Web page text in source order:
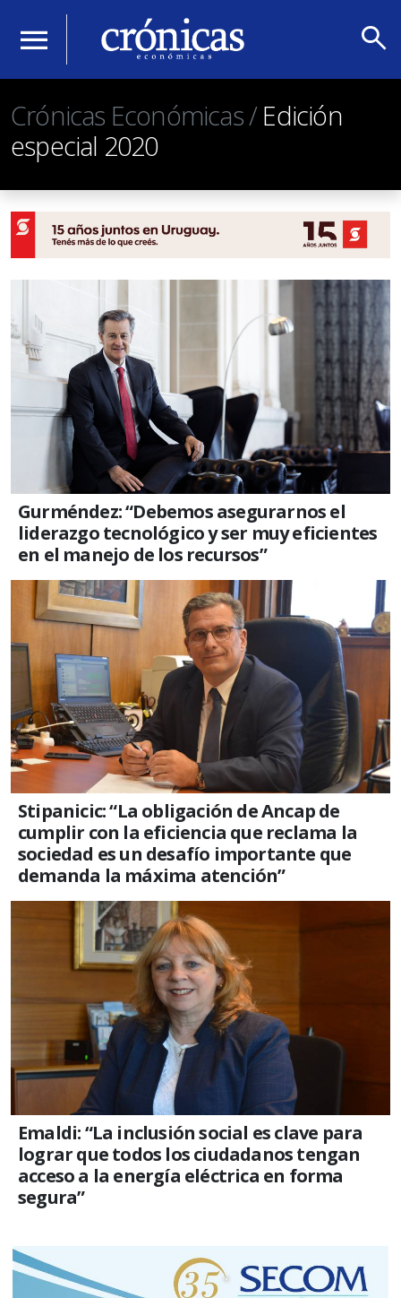
menu search
Crónicas Económicas /Edición
especial 2020
Gurméndez: “Debemos asegurarnos el
liderazgo tecnológico y ser muy eficientes
en el manejo de los recursos”
Stipanicic: “La obligación de Ancap de
cumplir con la eficiencia que reclama la
sociedad es un desafío importante que
demanda la máxima atención”
Emaldi: “La inclusión social es clave para
lograr que todos los ciudadanos tengan
acceso a la energía eléctrica en forma
segura”